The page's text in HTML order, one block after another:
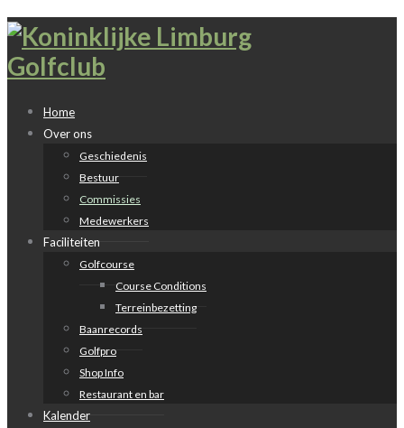
Home
Over ons
Geschiedenis
Bestuur
Commissies
Medewerkers
Faciliteiten
Golfcourse
Course Conditions
Terreinbezetting
Baanrecords
Golfpro
Shop Info
Restaurant en bar
Kalender